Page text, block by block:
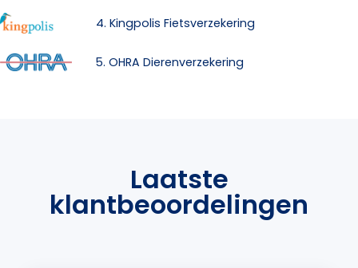
4. Kingpolis Fietsverzekering
5. OHRA Dierenverzekering
Laatste
klantbeoordelingen